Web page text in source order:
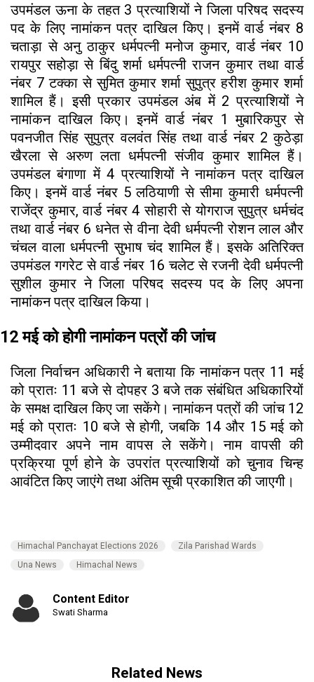
उपमंडल ऊना के तहत 3 प्रत्याशियों ने जिला परिषद सदस्य
पद के लिए नामांकन पत्र दाखिल किए। इनमें वार्ड नंबर 8
चताड़ा से अनु ठाकुर धर्मपत्नी मनोज कुमार, वार्ड नंबर 10
रायपुर सहोड़ा से बिंदु शर्मा धर्मपत्नी राजन कुमार तथा वार्ड
नंबर 7 टक्का से सुमित कुमार शर्मा सुपुत्र हरीश कुमार शर्मा
शामिल हैं। इसी प्रकार उपमंडल अंब में 2 प्रत्याशियों ने
नामांकन दाखिल किए। इनमें वार्ड नंबर 1 मुबारिकपुर से
पवनजीत सिंह सुपुत्र वलवंत सिंह तथा वार्ड नंबर 2 कुठेड़ा
खैरला से अरुण लता धर्मपत्नी संजीव कुमार शामिल हैं।
उपमंडल बंगाणा में 4 प्रत्याशियों ने नामांकन पत्र दाखिल
किए। इनमें वार्ड नंबर 5 लठियाणी से सीमा कुमारी धर्मपत्नी
राजेंद्र कुमार, वार्ड नंबर 4 सोहारी से योगराज सुपुत्र धर्मचंद
तथा वार्ड नंबर 6 धनेत से वीना देवी धर्मपत्नी रोशन लाल और
चंचल वाला धर्मपत्नी सुभाष चंद शामिल हैं। इसके अतिरिक्त
उपमंडल गगरेट से वार्ड नंबर 16 चलेट से रजनी देवी धर्मपत्नी
सुशील कुमार ने जिला परिषद सदस्य पद के लिए अपना
नामांकन पत्र दाखिल किया।​
12 मई को होगी नामांकन पत्रों की जांच
जिला निर्वाचन अधिकारी ने बताया कि नामांकन पत्र 11 मई
को प्रातः 11 बजे से दोपहर 3 बजे तक संबंधित अधिकारियों
के समक्ष दाखिल किए जा सकेंगे। नामांकन पत्रों की जांच 12
मई को प्रातः 10 बजे से होगी, जबकि 14 और 15 मई को
उम्मीदवार अपने नाम वापस ले सकेंगे। नाम वापसी की
प्रक्रिया पूर्ण होने के उपरांत प्रत्याशियों को चुनाव चिन्ह
आवंटित किए जाएंगे तथा अंतिम सूची प्रकाशित की जाएगी।
Himachal Panchayat Elections 2026
Zila Parishad Wards
Una News
Himachal News
Content Editor
Swati Sharma
Related News